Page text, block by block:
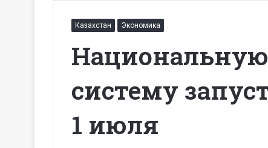
Казахстан Экономика
систему
1 июля